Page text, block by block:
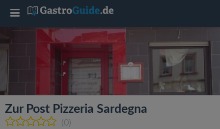
Zur Post Pizzeria Sardegna
(0)
T
l